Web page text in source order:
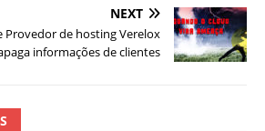
NEXT
Provedor de hosting Verelox
informações de clientes